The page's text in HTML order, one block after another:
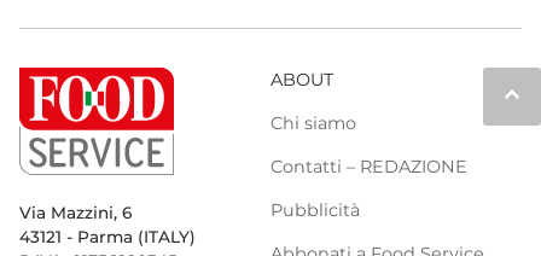
keyboard_arrow_up
Via Mazzini, 6
43121 - Parma (ITALY)
ABOUT
Chi siamo
Contatti – REDAZIONE
Pubblicità